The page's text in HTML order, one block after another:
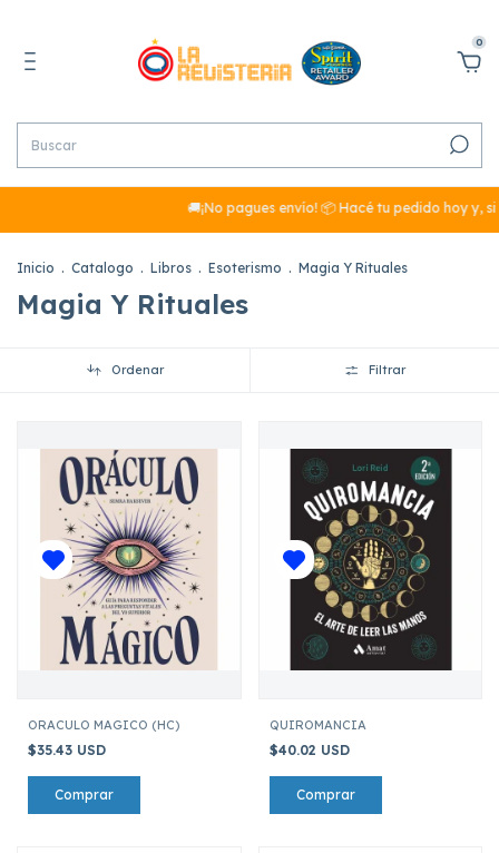
0
🚚¡No pagues envío! 📦 Hacé tu pedido hoy y,
Inicio . Catalogo . Libros . Esoterismo . Magia Y Rituales
Magia Y Rituales
Ordenar Filtrar
ORACULO MAGICO (HC)
$35.43 USD
QUIROMANCIA
$40.02 USD